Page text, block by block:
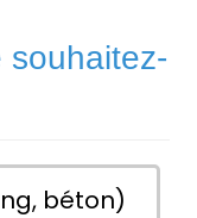
souhaitez-
béton)